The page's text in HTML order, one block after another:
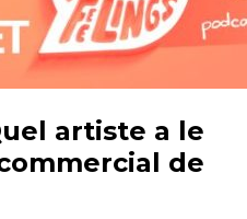
artiste a le
de